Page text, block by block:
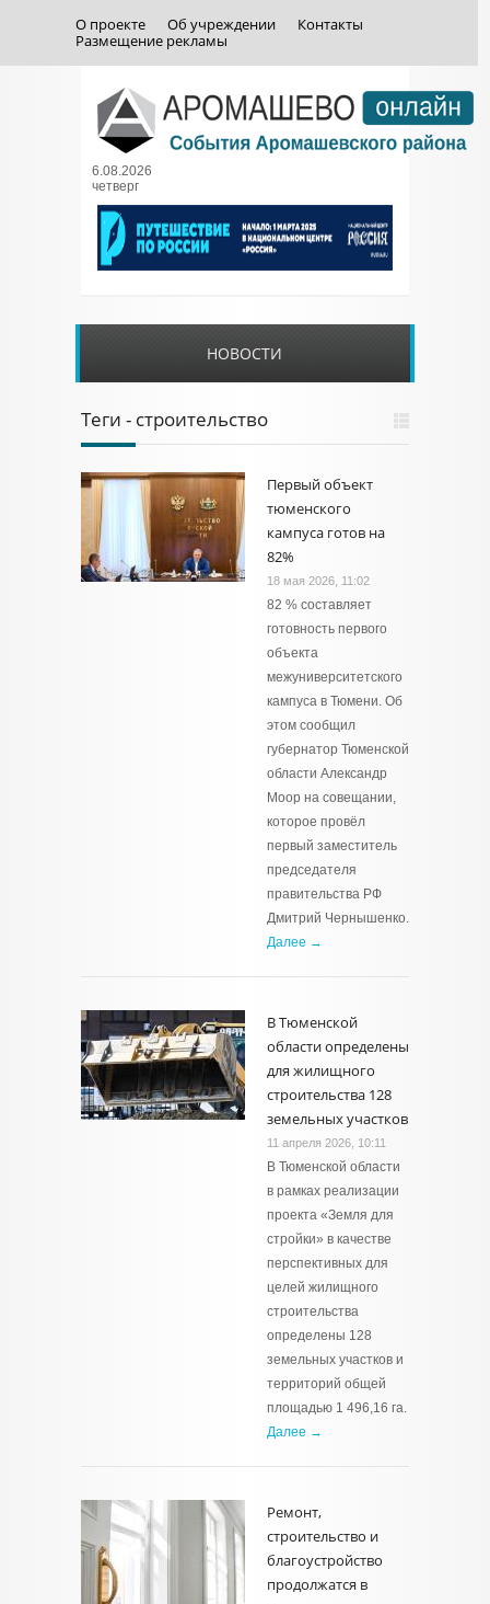
О проекте Об учреждении
Контакты
Размещение рекламы
6.08.2026
четверг
НОВОСТИ
Теги - строительство
Первый объект
тюменского
кампуса готов на
82%
18 мая 2026, 11:02
82 % составляет
готовность первого
объекта
межуниверситетского
кампуса в Тюмени. Об
этом сообщил
губернатор Тюменской
области Александр
Моор на совещании,
которое провёл
первый заместитель
председателя
правительства РФ
Дмитрий Чернышенко.
Далее →
В Тюменской
области определены
для жилищного
строительства 128
земельных участков
11 апреля 2026, 10:11
В Тюменской области
в рамках реализации
проекта «Земля для
стройки» в качестве
перспективных для
целей жилищного
строительства
определены 128
земельных участков и
территорий общей
площадью 1 496,16 га.
Далее →
Ремонт,
строительство и
благоустройство
продолжатся в